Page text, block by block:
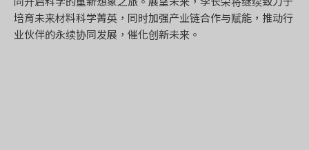
培育未来材料科学菁英，同时加强产业链合作与赋能，推动行
业伙伴的永续协同发展，催化创新未来。